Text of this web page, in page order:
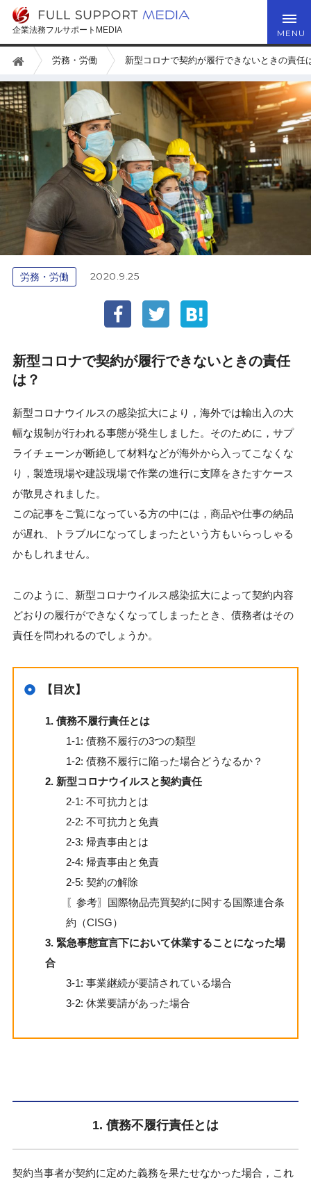
企業法務フルサポートMEDIA
労務・労働 新型コロナで契約が履行できないときの責任
労務・労働 2020.9.25
新型コロナで契約が履行できないときの責任
は？
新型コロナウイルスの感染拡大により，海外では輸出入の大
幅な規制が行われる事態が発生しました。そのために，サプ
ライチェーンが断絶して材料などが海外から入ってこなくな
り，製造現場や建設現場で作業の進行に支障をきたすケース
が散見されました。
この記事をご覧になっている方の中には，商品や仕事の納品
が遅れ、トラブルになってしまったという方もいらっしゃる
かもしれません。
このように、新型コロナウイルス感染拡大によって契約内容
どおりの履行ができなくなってしまったとき、債務者はその
責任を問われるのでしょうか。
【目次】
1. 債務不履行責任とは
1-1: 債務不履行の3つの類型
1-2: 債務不履行に陥った場合どうなるか？
2. 新型コロナウイルスと契約責任
2-1: 不可抗力とは
2-2: 不可抗力と免責
2-3: 帰責事由とは
2-4: 帰責事由と免責
2-5: 契約の解除
〖参考〗国際物品売買契約に関する国際連合条
約（CISG）
3. 緊急事態宣言下において休業することになった場
合
3-1: 事業継続が要請されている場合
3-2: 休業要請があった場合
1. 債務不履行責任とは
契約当事者が契約に定めた義務を果たせなかった場合，これ